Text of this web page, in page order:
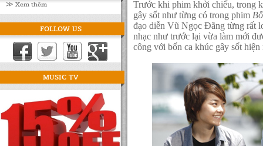
≫ Xem thêm
FOLLOW US
MUSIC TV
Trước khi phim khởi chiếu, trong
gây sốt như từng có trong phim
đạo diễn Vũ Ngọc Đãng từng rất
nhạc như trước lại vừa làm mới
công với bốn ca khúc gây sốt